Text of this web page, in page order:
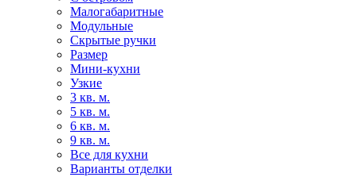
Малогабаритные
Модульные
Скрытые ручки
Размер
Мини-кухни
Узкие
3 кв. м.
5 кв. м.
6 кв. м.
9 кв. м.
Все для кухни
Варианты отделки